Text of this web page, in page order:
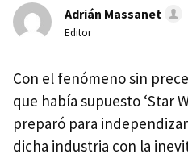
Adrián Massanet
Editor
Con el fenómeno sin
que había supuesto ‘Star
preparó para
dicha industria con la